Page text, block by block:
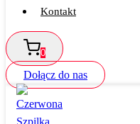
Kontakt
0
Dołącz do nas